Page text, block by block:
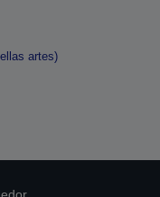
artes)